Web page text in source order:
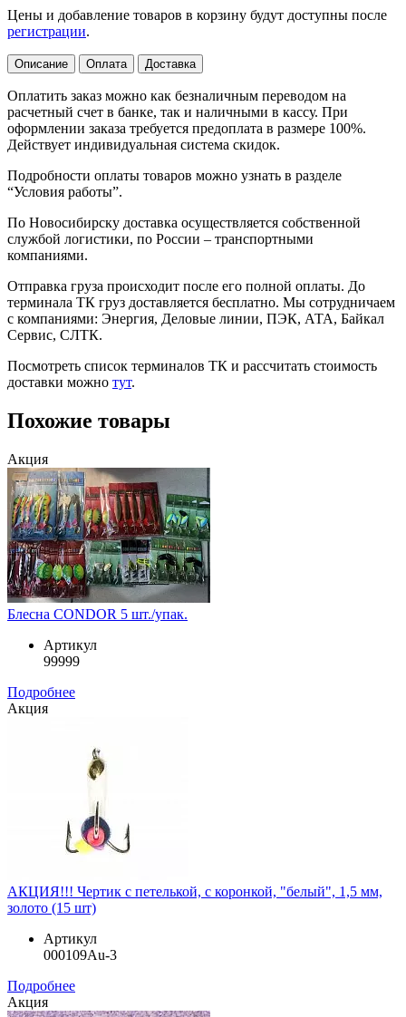
Цены и добавление товаров в корзину будут доступны после
регистрации.
Описание Оплата Доставка
Оплатить заказ можно как безналичным переводом на
расчетный счет в банке, так и наличными в кассу. При
оформлении заказа требуется предоплата в размере 100%.
Действует индивидуальная система скидок.
Подробности оплаты товаров можно узнать в разделе
“Условия работы”.
По Новосибирску доставка осуществляется собственной
службой логистики, по России – транспортными
компаниями.
Отправка груза происходит после его полной оплаты. До
терминала ТК груз доставляется бесплатно. Мы сотрудничаем
с компаниями: Энергия, Деловые линии, ПЭК, АТА, Байкал
Сервис, СЛТК.
Посмотреть список терминалов ТК и рассчитать стоимость
доставки можно тут.
Похожие товары
Акция
Блeсна CONDOR 5 шт./упак.
Артикул
99999
Подробнее
Акция
АКЦИЯ!!! Чертик с петелькой, с коронкой, "белый", 1,5 мм,
золото (15 шт)
Артикул
000109Au-3
Подробнее
Акция